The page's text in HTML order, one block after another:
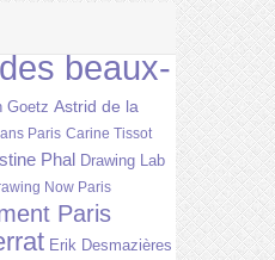
beaux-
Goetz Astrid de la
Paris Carine Tissot
Phal Drawing Lab
Now Paris
Paris
Erik Desmazières